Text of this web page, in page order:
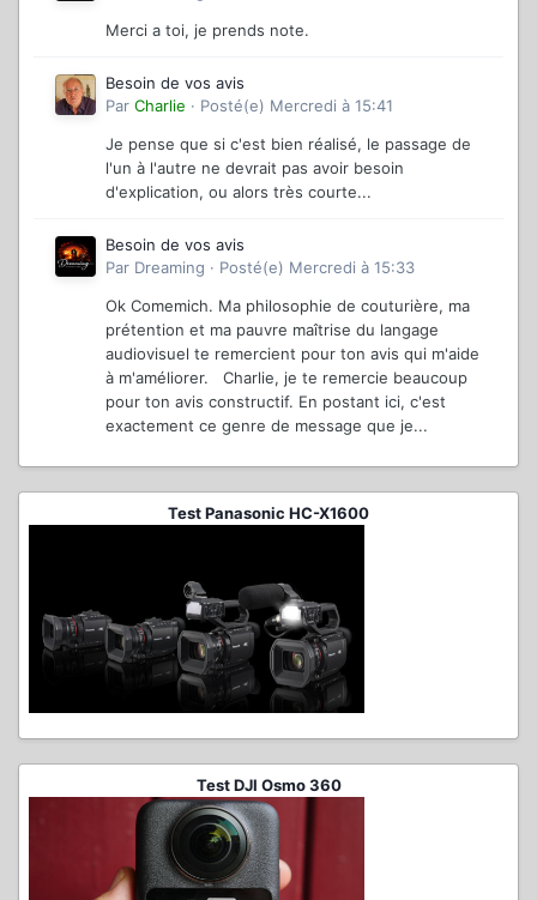
Merci a toi, je prends note.
Besoin de vos avis
Par Charlie · Posté(e) Mercredi à 15:41
Je pense que si c'est bien réalisé, le passage de
l'un à l'autre ne devrait pas avoir besoin
d'explication, ou alors très courte...
Besoin de vos avis
Par Dreaming · Posté(e) Mercredi à 15:33
Ok Comemich. Ma philosophie de couturière, ma
prétention et ma pauvre maîtrise du langage
audiovisuel te remercient pour ton avis qui m'aide
à m'améliorer. Charlie, je te remercie beaucoup
pour ton avis constructif. En postant ici, c'est
exactement ce genre de message que je...
Test Panasonic HC-X1600
Test DJI Osmo 360